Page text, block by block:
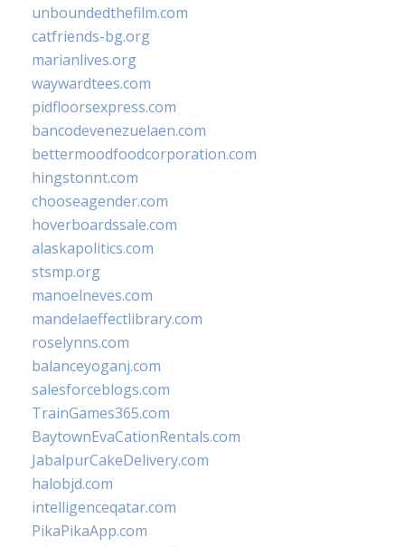
unboundedthefilm.com
catfriends-bg.org
marianlives.org
waywardtees.com
pidfloorsexpress.com
bancodevenezuelaen.com
bettermoodfoodcorporation.com
hingstonnt.com
chooseagender.com
hoverboardssale.com
alaskapolitics.com
stsmp.org
manoelneves.com
mandelaeffectlibrary.com
roselynns.com
balanceyoganj.com
salesforceblogs.com
TrainGames365.com
BaytownEvaCationRentals.com
JabalpurCakeDelivery.com
halobjd.com
intelligenceqatar.com
PikaPikaApp.com